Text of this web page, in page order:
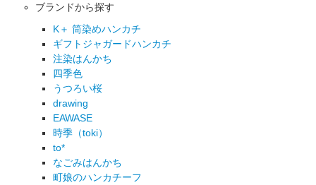
ブランドから探す
K＋ 筒染めハンカチ
ギフトジャガードハンカチ
注染はんかち
四季色
うつろい桜
drawing
EAWASE
時季（toki）
to*
なごみはんかち
町娘のハンカチーフ